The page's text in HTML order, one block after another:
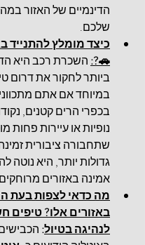
הדינמיים של האזור
שלכם.
כיצד מומלץ להתנייד
🚗?: השכרת רכב היא
ביותר לחקור את דרום
במיוחד אם אתם
בכפרי הרים קטנים,
נופיות או עיירות פחות
שתחבורה ציבורית
גדולות יותר, היא נוטה
אמינה באזורים
מה כדאי לצפות בעת
באזורים אלו? טיפים
לנהיגה בטיול: